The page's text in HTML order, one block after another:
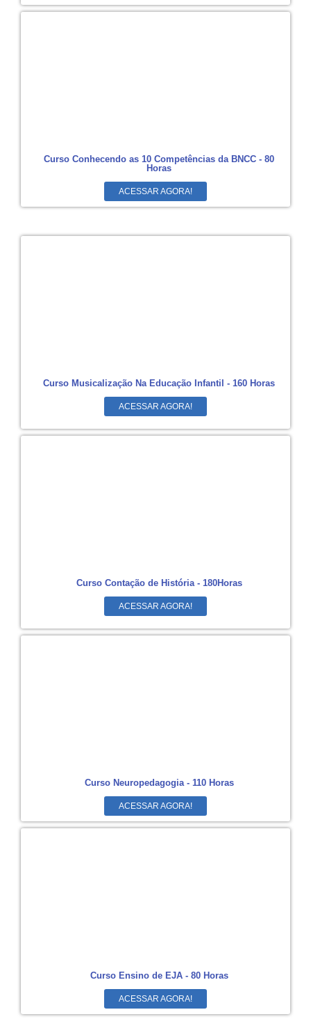
Curso Conhecendo as 10 Competências da BNCC - 80
Horas
ACESSAR AGORA!
Curso Musicalização Na Educação Infantil - 160 Horas
ACESSAR AGORA!
Curso Contação de História - 180Horas
ACESSAR AGORA!
Curso Neuropedagogia - 110 Horas
ACESSAR AGORA!
Curso Ensino de EJA - 80 Horas
ACESSAR AGORA!